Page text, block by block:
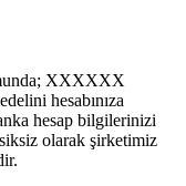
XXXXXX
hesabınıza
hesap bilgilerinizi
olarak şirketimiz